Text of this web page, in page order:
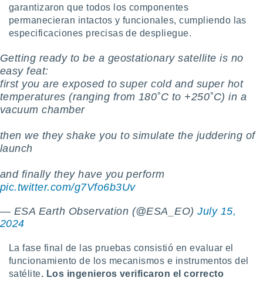
garantizaron que todos los componentes
permanecieran intactos y funcionales, cumpliendo las
especificaciones precisas de despliegue.
Getting ready to be a geostationary satellite is no
easy feat:
️first you are exposed to super cold and super hot
temperatures (ranging from 180˚C to +250˚C) in a
vacuum chamber
then we they shake you to simulate the juddering of
launch
and finally they have you perform
pic.twitter.com/g7Vfo6b3Uv
— ESA Earth Observation (@ESA_EO)July 15,
2024
La fase final de las pruebas consistió en evaluar el
funcionamiento de los mecanismos e instrumentos del
satélite. Los ingenieros verificaron el correcto